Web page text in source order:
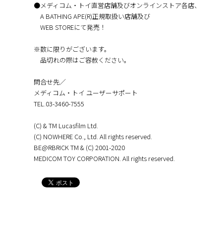
●メディコム・トイ直営店舗及びオンラインストア各店、
A BATHING APE(R)正規取扱い店舗及び
WEB STOREにて発売！
※数に限りがございます。
品切れの際はご容赦ください。
問合せ先／
メディコム・トイ ユーザーサポート
TEL.03-3460-7555
(C) & TM Lucasfilm Ltd.
(C) NOWHERE Co., Ltd. All rights reserved.
BE@RBRICK TM & (C) 2001-2020
MEDICOM TOY CORPORATION. All rights reserved.